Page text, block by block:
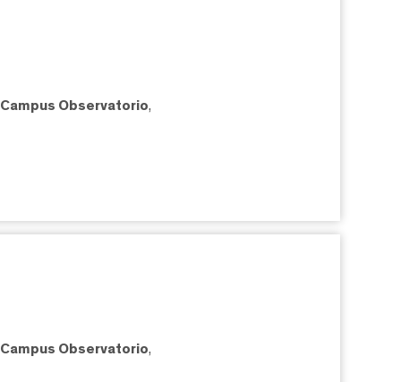
Campus Observatorio,
Campus Observatorio,